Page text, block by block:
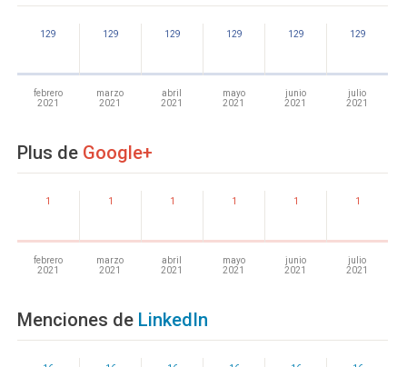
129
febrero
2021
129
marzo
2021
129
abril
2021
129
mayo
2021
129
junio
2021
129
julio
2021
Plus de Google+
1
febrero
2021
1
marzo
2021
1
abril
2021
1
mayo
2021
1
junio
2021
1
julio
2021
Menciones de LinkedIn